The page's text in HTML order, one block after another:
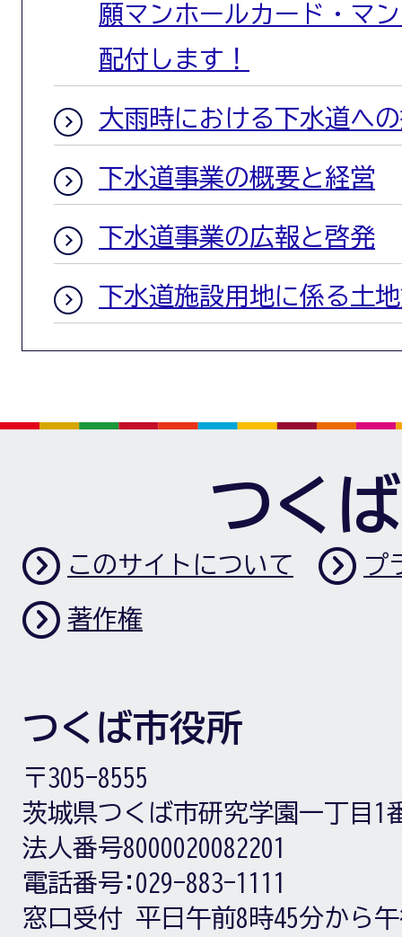
願マンホールカード・マ
配付します！
大雨時における下水道へ
下水道事業の概要と経営
下水道事業の広報と啓発
下水道施設用地に係る土
つく
このサイトについて プ
著作権
つくば市役所
〒305-8555
茨城県つくば市研究学園一丁目1
法人番号8000020082201
電話番号: 029-883-1111
窓口受付 平日午前8時45分から